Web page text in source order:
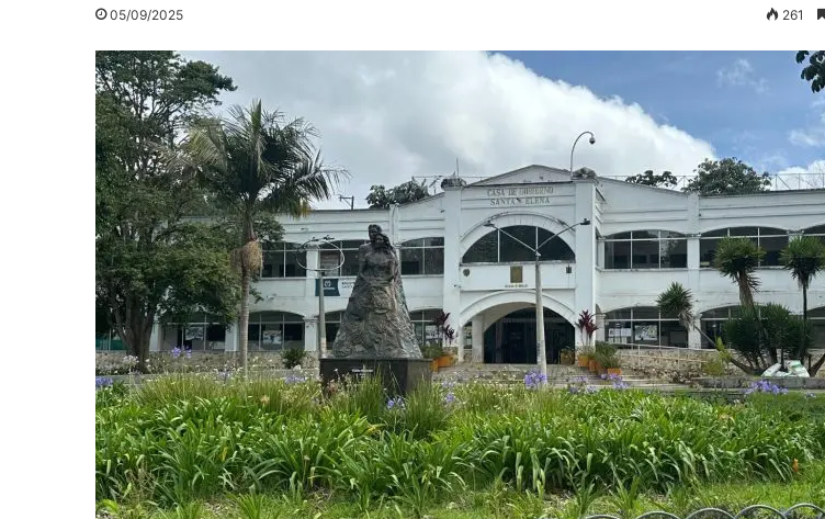
05/09/2025 261